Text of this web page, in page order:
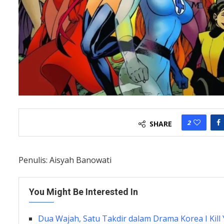
SHARE 2
Penulis: Aisyah Banowati
You Might Be Interested In
Dua Wajah, Satu Takdir dalam Drama Korea I Kill